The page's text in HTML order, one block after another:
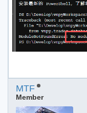
MTF
Member